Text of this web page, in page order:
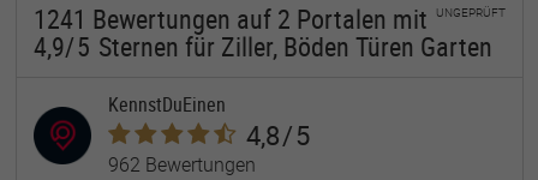
UNGEPRÜFT
1241 Bewertungen auf 2 Portalen mit
4,9/5 Sternen für Ziller, Böden Türen Garten
KennstDuEinen
4,8/5
962 Bewertungen